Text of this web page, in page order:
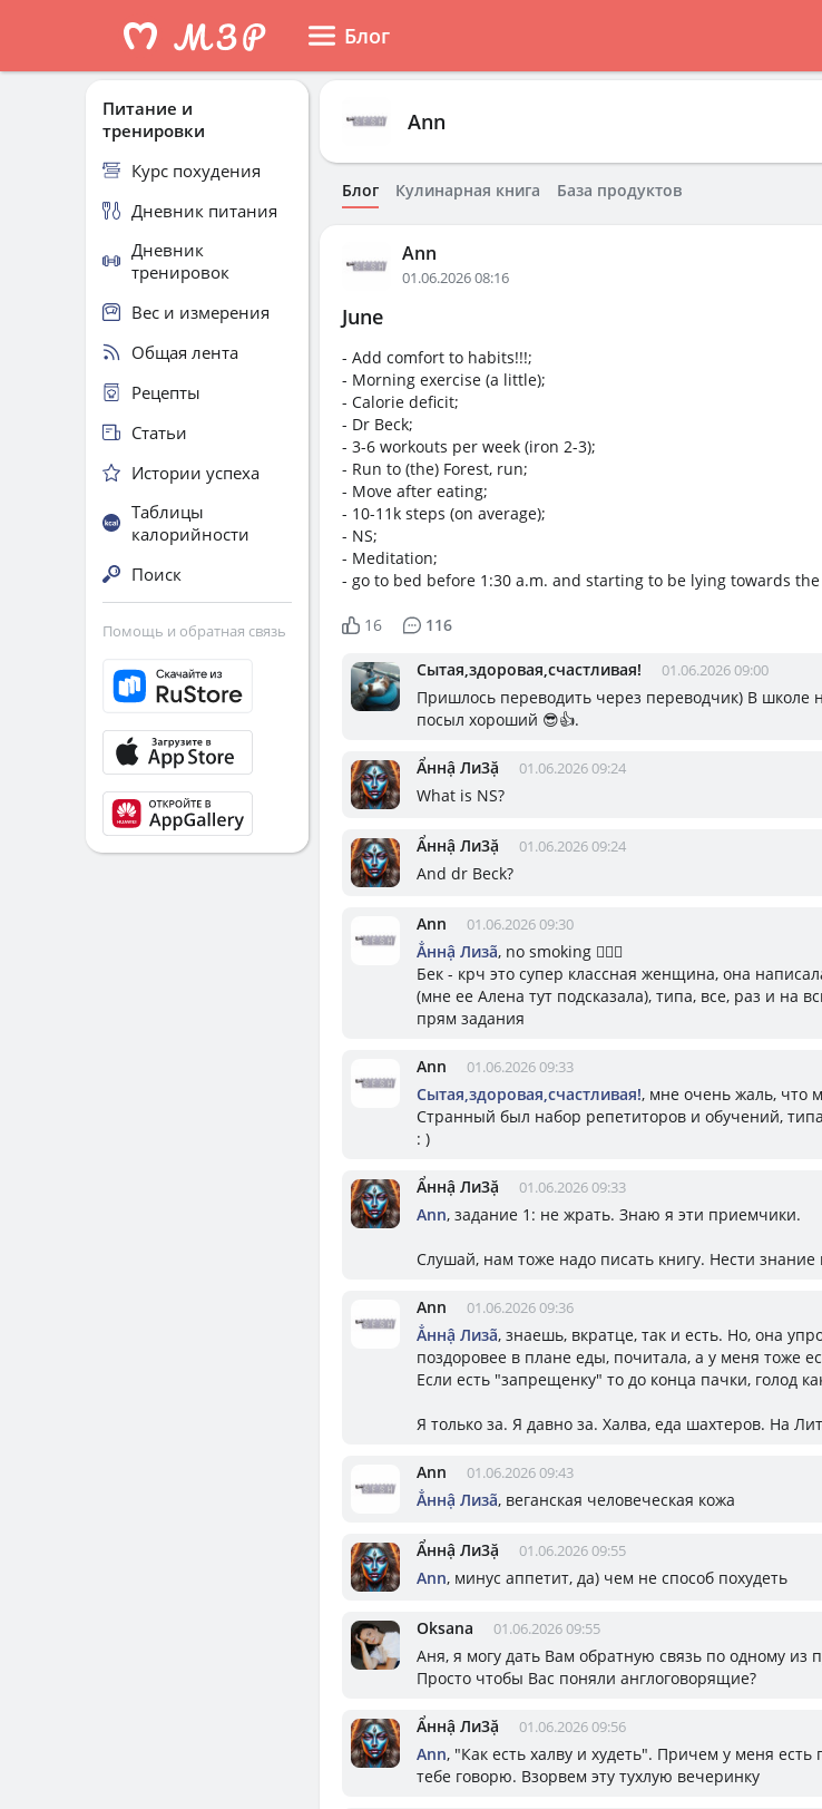
Блог
Ann
Блог Кулинарная книга База продуктов
Ann
01.06.2026 08:16
June
- Add comfort to habits!!!;
- Morning exercise (a little);
- Calorie deficit;
- Dr Beck;
- 3-6 workouts per week (iron 2-3);
- Run to (the) Forest, run;
- Move after eating;
- 10-11k steps (on average);
- NS;
- Meditation;
- go to bed before 1:30 a.m. and starting to be lying towards the
16 116
Сытая,здоровая,счастливая! 01.06.2026 09:00
Пришлось переводить через переводчик) В школе
посыл хороший 😎👍.
Ẩннậ Ли3ặ 01.06.2026 09:24
What is NS?
Ẩннậ Ли3ặ 01.06.2026 09:24
And dr Beck?
Ann 01.06.2026 09:30
Ẳннậ Лизã, no smoking 🤦🏼‍♀️
Бек - крч это супер классная женщина, она
(мне ее Алена тут подсказала), типа, все, раз и на
прям задания
Ann 01.06.2026 09:33
Сытая,здоровая,счастливая!, мне очень жаль, что
Странный был набор репетиторов и обучений,
: )
Ẩннậ Ли3ặ 01.06.2026 09:33
Ann, задание 1: не жрать. Знаю я эти приемчики.
Слушай, нам тоже надо писать книгу. Нести знание
Ann 01.06.2026 09:36
Ẳннậ Лизã, знаешь, вкратце, так и есть. Но, она
поздоровее в плане еды, почитала, а у меня тоже
Если есть "запрещенку" то до конца пачки, голод
Я только за. Я давно за. Халва, еда шахтеров. На
Ann 01.06.2026 09:43
Ẳннậ Лизã, веганская человеческая кожа
Ẩннậ Ли3ặ 01.06.2026 09:55
Ann, минус аппетит, да) чем не способ похудеть
Oksana 01.06.2026 09:55
Аня, я могу дать Вам обратную связь по одному из
Просто чтобы Вас поняли англоговорящие?
Ẩннậ Ли3ặ 01.06.2026 09:56
Ann, "Как есть халву и худеть". Причем у меня
тебе говорю. Взорвем эту тухлую вечеринку
Питание и
тренировки
Курс похудения
Дневник питания
Дневник
тренировок
Вес и измерения
Общая лента
Рецепты
Статьи
Истории успеха
Таблицы
калорийности
Поиск
Помощь и обратная связь